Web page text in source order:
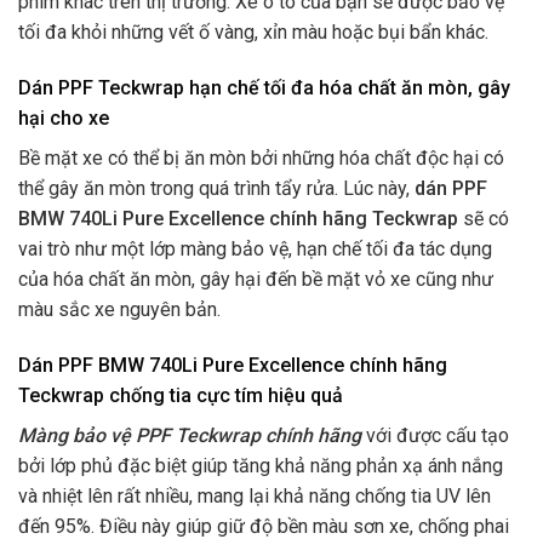
tối đa khỏi những vết ố vàng, xỉn màu hoặc bụi bẩn khác.
Dán PPF Teckwrap hạn chế tối đa hóa chất ăn mòn, gây
hại cho xe
Bề mặt xe có thể bị ăn mòn bởi những hóa chất độc hại có
thể gây ăn mòn trong quá trình tẩy rửa. Lúc này, dán PPF
BMW 740Li Pure Excellence chính hãng Teckwrap sẽ có
vai trò như một lớp màng bảo vệ, hạn chế tối đa tác dụng
của hóa chất ăn mòn, gây hại đến bề mặt vỏ xe cũng như
màu sắc xe nguyên bản.
Dán PPF BMW 740Li Pure Excellence chính hãng
Teckwrap chống tia cực tím hiệu quả
Màng bảo vệ PPF Teckwrap chính hãngvới được cấu tạo
bởi lớp phủ đặc biệt giúp tăng khả năng phản xạ ánh nắng
và nhiệt lên rất nhiều, mang lại khả năng chống tia UV lên
đến 95%. Điều này giúp giữ độ bền màu sơn xe, chống phai